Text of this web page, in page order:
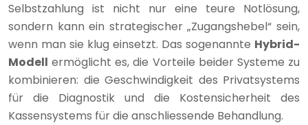
Selbstzahlung ist nicht nur eine teure Notlösung,
sondern kann ein strategischer „Zugangshebel“ sein,
wenn man sie klug einsetzt. Das sogenannte Hybrid-
Modell ermöglicht es, die Vorteile beider Systeme zu
kombinieren: die Geschwindigkeit des Privatsystems
für die Diagnostik und die Kostensicherheit des
Kassensystems für die anschliessende Behandlung.